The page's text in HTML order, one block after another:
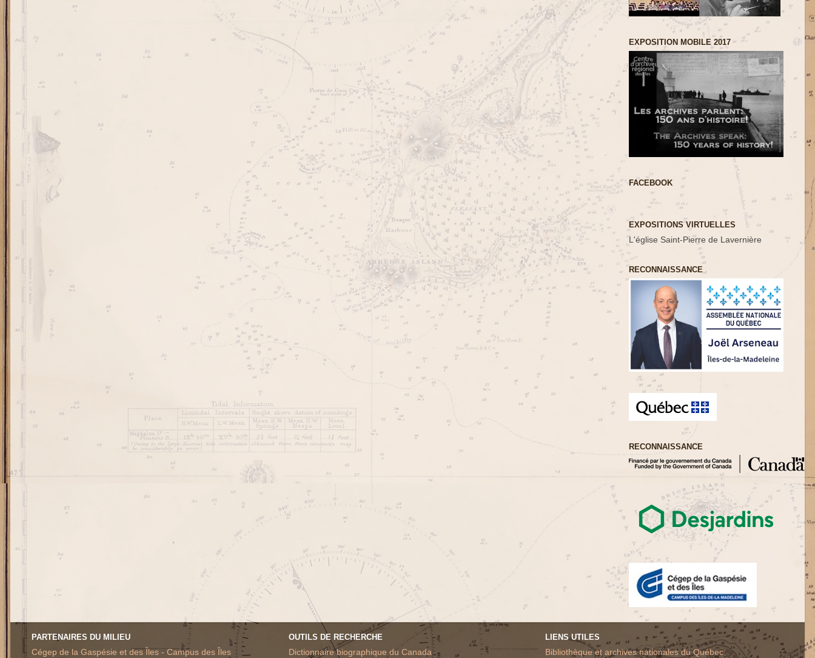
EXPOSITION MOBILE 2017
FACEBOOK
EXPOSITIONS VIRTUELLES
L'église Saint-Pierre de Lavernière
RECONNAISSANCE
RECONNAISSANCE
PARTENAIRES DU MILIEU
Cégep de la Gaspésie et des Îles - Campus des Îles
OUTILS DE RECHERCHE
Dictionnaire biographique du Canada
LIENS UTILES
Bibliothèque et archives nationales du Québec